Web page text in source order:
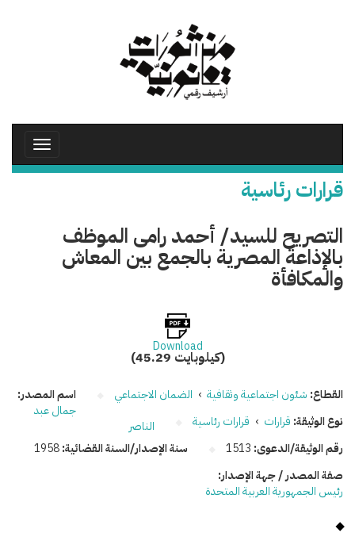
Toggle
قرارات رئاسية
التصريح للسيد/ أحمد رامى الموظف
بالإذاعة المصرية بالجمع بين المعاش
والمكافأة
Download
(45.29 كيلوبايت)
القطاع: شئون اجتماعية وثقافية › الضمان الاجتماعي
نوع الوثيقة: قرارات › قرارات رئاسية
رقم الوثيقة/الدعوى: 1513 سنة الإصدار/السنة القضائية:1958
اسم المصدر:
جمال عبد
الناصر
صفة المصدر / جهة الإصدار:
رئيس الجمهورية العربية المتحدة